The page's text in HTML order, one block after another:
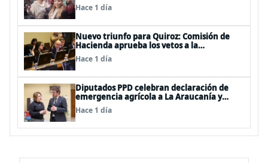
Hace 1 día
Nuevo triunfo para Quiroz: Comisión de
Hacienda aprueba los vetos a la
Megarreforma
Hace 1 día
Diputados PPD celebran declaración de
emergencia agrícola a La Araucanía y
piden agilizar ayudas económicas a
familias
Hace 1 día